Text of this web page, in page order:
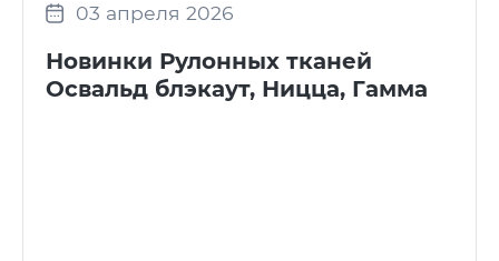
03 апреля 2026
Новинки Рулонных тканей
Освальд блэкаут, Ницца, Гамма